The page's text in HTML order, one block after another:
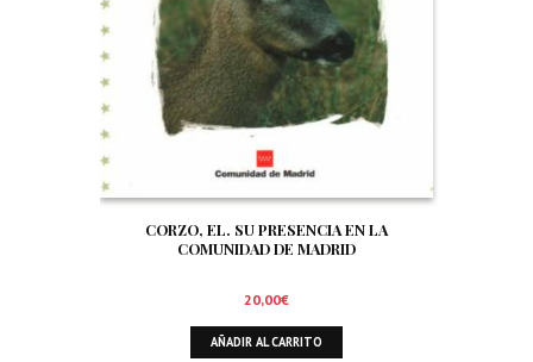
CORZO, EL. SU PRESENCIA EN LA
COMUNIDAD DE MADRID
20,00€
AÑADIR AL CARRITO